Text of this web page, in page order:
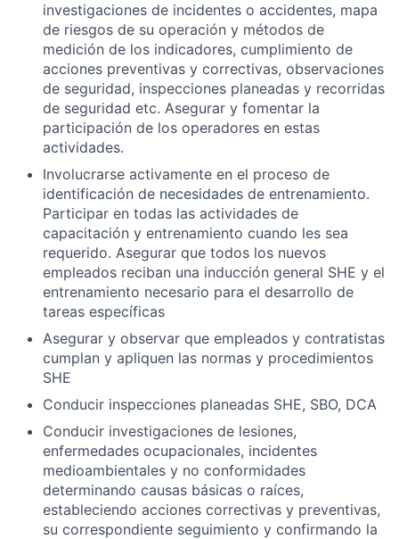
investigaciones de incidentes o accidentes, mapa
de riesgos de su operación y métodos de
medición de los indicadores, cumplimiento de
acciones preventivas y correctivas, observaciones
de seguridad, inspecciones planeadas y recorridas
de seguridad etc. Asegurar y fomentar la
participación de los operadores en estas
actividades.
Involucrarse activamente en el proceso de
identificación de necesidades de entrenamiento.
Participar en todas las actividades de
capacitación y entrenamiento cuando les sea
requerido. Asegurar que todos los nuevos
empleados reciban una inducción general SHE y el
entrenamiento necesario para el desarrollo de
tareas específicas
Asegurar y observar que empleados y contratistas
cumplan y apliquen las normas y procedimientos
SHE
Conducir inspecciones planeadas SHE, SBO, DCA
Conducir investigaciones de lesiones,
enfermedades ocupacionales, incidentes
medioambientales y no conformidades
determinando causas básicas o raíces,
estableciendo acciones correctivas y preventivas,
su correspondiente seguimiento y confirmando la